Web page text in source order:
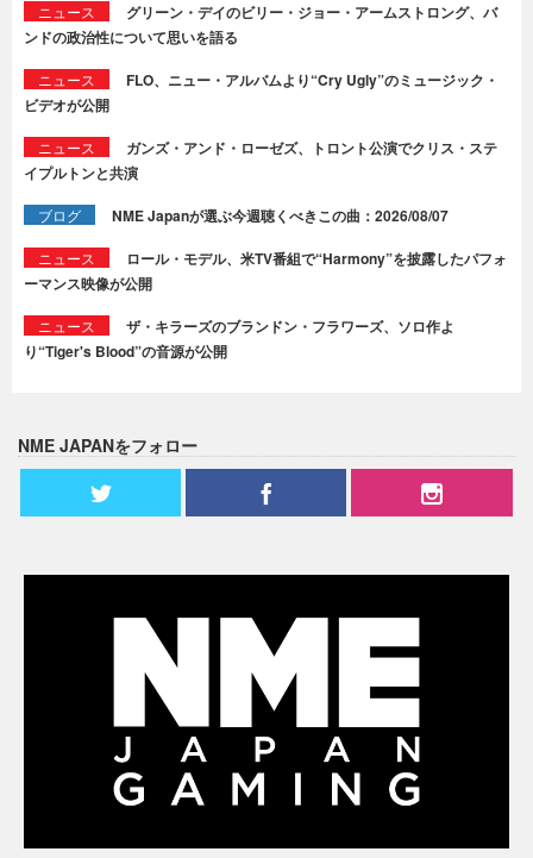
ニュース
グリーン・デイのビリー・ジョー・アームストロング、バ
ンドの政治性について思いを語る
ニュース
FLO、ニュー・アルバムより“Cry Ugly”のミュージック・
ビデオが公開
ニュース
ガンズ・アンド・ローゼズ、トロント公演でクリス・ステ
イプルトンと共演
ブログ NME Japanが選ぶ今週聴くべきこの曲：2026/08/07
ニュース
ロール・モデル、米TV番組で“Harmony”を披露したパフォ
ーマンス映像が公開
ニュース
ザ・キラーズのブランドン・フラワーズ、ソロ作よ
り“Tiger's Blood”の音源が公開
NME JAPANをフォロー